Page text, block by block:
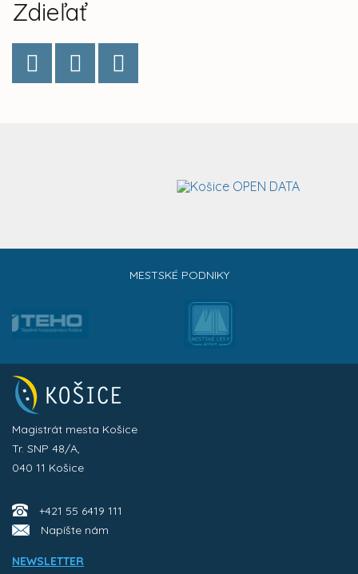
Zdieľať
MESTSKÉ PODNIKY
Magistrát mesta Košice
Tr. SNP 48/A,
040 11 Košice
+421 55 6419 111
Napíšte nám
NEWSLETTER